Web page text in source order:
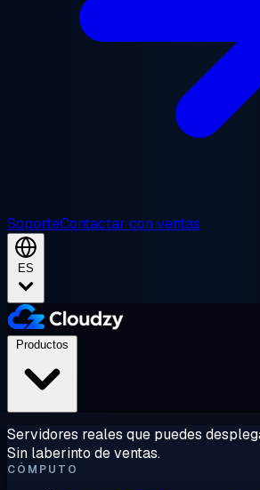
SoporteContactar con ventas
ES
Servidores reales que puedes
Sin laberinto de ventas.
CÓMPUTO